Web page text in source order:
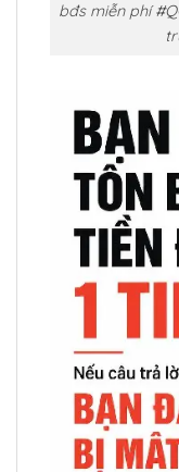
bđs miễn phí